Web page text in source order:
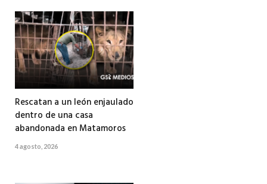
Rescatan a un león enjaulado
dentro de una casa
abandonada en Matamoros
4 agosto, 2026